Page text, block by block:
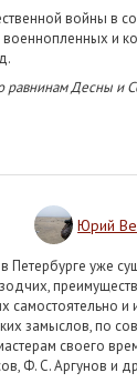
войны в
военнопленных и
Десны и
Юрий
Петербурге уже
самостоятельно и
замыслов, по
своего
Ф. С. Аргунов и